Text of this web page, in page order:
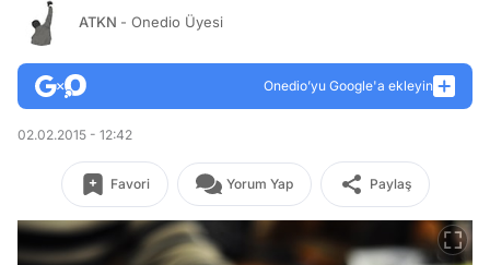
ATKN - Onedio Üyesi
Onedio’yu Google'a ekleyin
02.02.2015 - 12:42
Favori Yorum Yap Paylaş